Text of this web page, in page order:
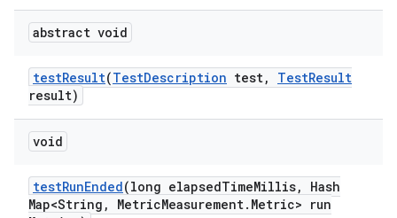
abstract void
testResult(TestDescription test, TestResult
result)
void
testRunEnded(long elapsedTimeMillis,
Hash
Map<String , MetricMeasurement. Metric> run